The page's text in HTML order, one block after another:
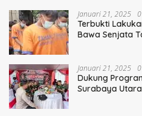
Januari 21, 2025
Terbukti
Bawa Senjata
Januari 21, 2025
Dukung
Surabaya